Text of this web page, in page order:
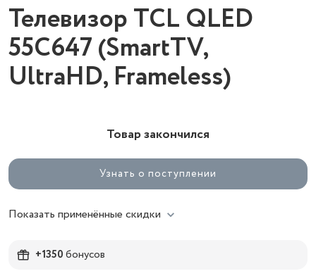
Телевизор TCL QLED
55C647 (SmartTV,
UltraHD, Frameless)
Товар закончился
Узнать о поступлении
Показать применённые скидки
+1350бонусов